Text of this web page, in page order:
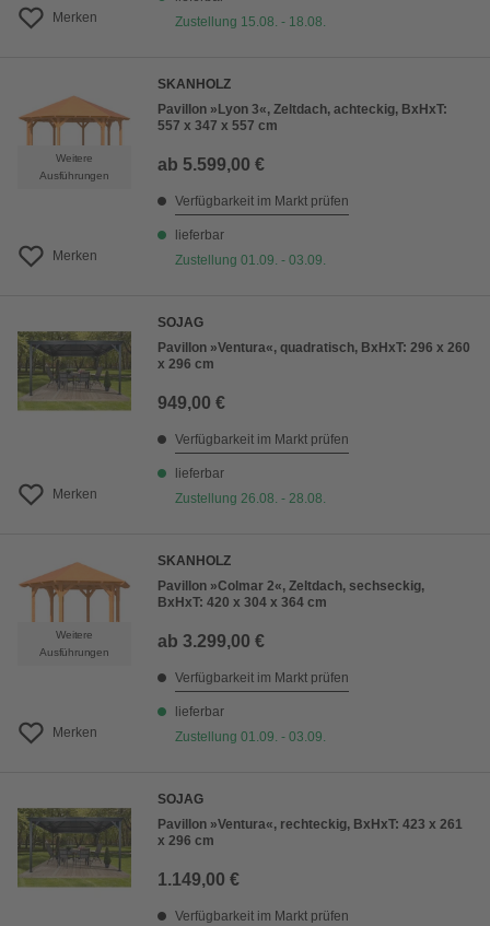
Merken
Zustellung 15.08. - 18.08.
Weitere
Ausführungen
Merken
SKANHOLZ
Pavillon »Lyon 3«, Zeltdach, achteckig, BxHxT:
557 x 347 x 557 cm
ab 5.599,00 €
Verfügbarkeit im Markt prüfen
lieferbar
Zustellung 01.09. - 03.09.
Merken
SOJAG
Pavillon »Ventura«, quadratisch, BxHxT: 296 x 260
x 296 cm
949,00 €
Verfügbarkeit im Markt prüfen
lieferbar
Zustellung 26.08. - 28.08.
Weitere
Ausführungen
Merken
SKANHOLZ
Pavillon »Colmar 2«, Zeltdach, sechseckig,
BxHxT: 420 x 304 x 364 cm
ab 3.299,00 €
Verfügbarkeit im Markt prüfen
lieferbar
Zustellung 01.09. - 03.09.
SOJAG
Pavillon »Ventura«, rechteckig, BxHxT: 423 x 261
x 296 cm
1.149,00 €
Verfügbarkeit im Markt prüfen